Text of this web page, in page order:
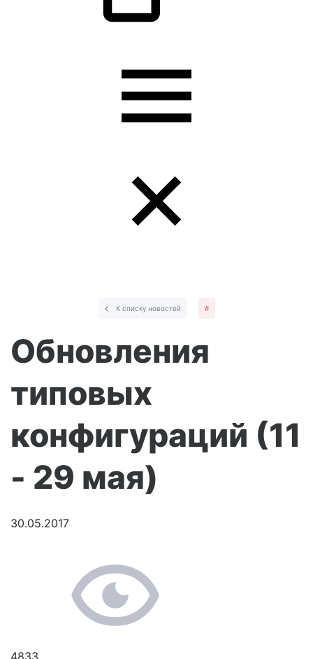
К списку новостей #
Обновления
типовых
конфигураций (11
- 29 мая)
30.05.2017
4833